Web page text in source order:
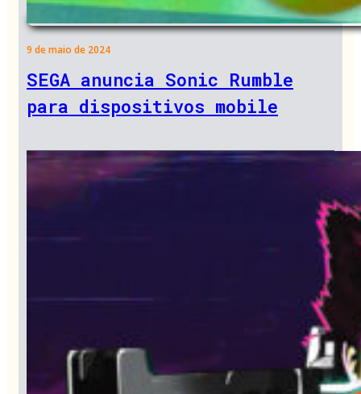
9 de maio de 2024
SEGA anuncia Sonic Rumble
para dispositivos mobile